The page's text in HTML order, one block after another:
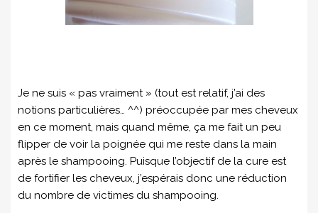
Je ne suis « pas vraiment » (tout est relatif, j’ai des
notions particulières… ^^) préoccupée par mes cheveux
en ce moment, mais quand même, ça me fait un peu
flipper de voir la poignée qui me reste dans la main
après le shampooing. Puisque l’objectif de la cure est
de fortifier les cheveux, j’espérais donc une réduction
du nombre de victimes du shampooing.